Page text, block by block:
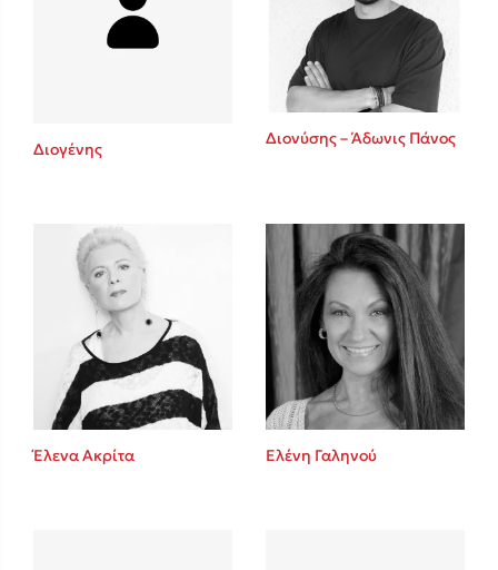
Ένας γίγαντας στο σχολείο
Mel Robbins
Η μέθοδος Αφήστε τους
Διογένης
Διονύσης – Άδωνις Πάνος
Έλενα Ακρίτα Ελένη Γαληνού